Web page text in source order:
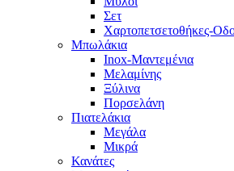
Σετ
Χαρτοπετσετοθήκες-
Μπωλάκια
Inox-Μαντεμένια
Μελαμίνης
Ξύλινα
Πορσελάνη
Πιατελάκια
Μεγάλα
Μικρά
Κανάτες